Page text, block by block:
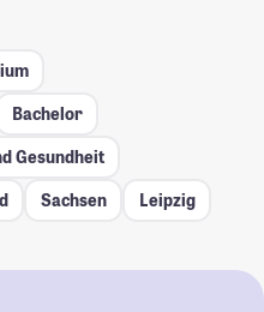
Bachelor
Gesundheit
Sachsen Leipzig